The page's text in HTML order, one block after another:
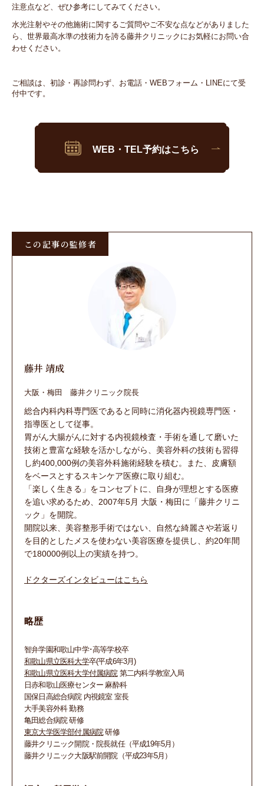
注意点など、ぜひ参考にしてみてください。
水光注射やその他施術に関するご質問やご不安な点などがありました
ら、世界最高水準の技術力を誇る藤井クリニックにお気軽にお問い合
わせください。
ご相談は、初診・再診問わず、お電話・WEBフォーム・LINEにて受
付中です。
WEB・TEL予約はこちら
この記事の監修者
藤井 靖成
大阪・梅田 藤井クリニック院長
総合内科内科専門医であると同時に消化器内視鏡専門医・
指導医として従事。
胃がん大腸がんに対する内視鏡検査・手術を通して磨いた
技術と豊富な経験を活かしながら、美容外科の技術も習得
し約400,000例の美容外科施術経験を積む。また、皮膚額
をベースとするスキンケア医療に取り組む。
「楽しく生きる」をコンセプトに、自身が理想とする医療
を追い求めるため、2007年5月 大阪・梅田に「藤井クリニ
ック」を開院。
開院以来、美容整形手術ではない、自然な綺麗さや若返り
を目的としたメスを使わない美容医療を提供し、約20年間
で180000例以上の実績を持つ。
ドクターズインタビューはこちら
略歴
智弁学園和歌山中学･高等学校卒
和歌山県立医科大学卒(平成6年3月)
和歌山県立医科大学付属病院第二内科学教室入局
日赤和歌山医療センター 麻酔科
国保日高総合病院 内視鏡室 室長
大手美容外科 勤務
亀田総合病院 研修
東京大学医学部付属病院研修
藤井クリニック開院・院長就任（平成19年5月）
藤井クリニック大阪駅前開院（平成23年5月）